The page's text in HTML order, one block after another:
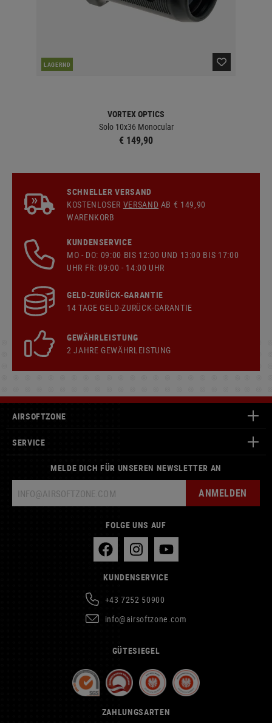
LAGERND
VORTEX OPTICS
Solo 10x36 Monocular
€ 149,90
SCHNELLER VERSAND
KOSTENLOSER VERSAND AB € 149,90
WARENKORB
KUNDENSERVICE
MO - DO: 09:00 BIS 12:00 UND 13:00 BIS 17:00
UHR FR: 09:00 - 14:00 UHR
GELD-ZURÜCK-GARANTIE
14 TAGE GELD-ZURÜCK-GARANTIE
GEWÄHRLEISTUNG
2 JAHRE GEWÄHRLEISTUNG
AIRSOFTZONE
SERVICE
MELDE DICH FÜR UNSEREN NEWSLETTER AN
ANMELDEN
FOLGE UNS AUF
KUNDENSERVICE
+43 7252 50900
info@airsoftzone.com
GÜTESIEGEL
ZAHLUNGSARTEN